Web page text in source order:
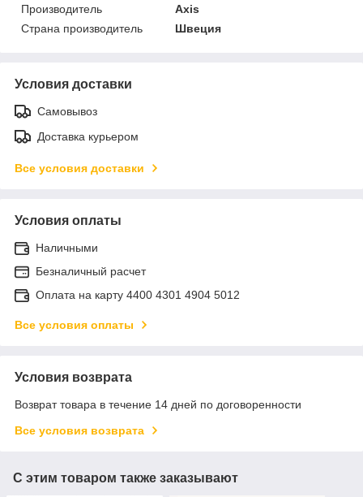
Производитель
Axis
Страна производитель
Швеция
Условия доставки
Самовывоз
Доставка курьером
Все условия доставки
Условия оплаты
Наличными
Безналичный расчет
Оплата на карту 4400 4301 4904 5012
Все условия оплаты
Условия возврата
Возврат товара в течение 14 дней по договоренности
Все условия возврата
С этим товаром также заказывают